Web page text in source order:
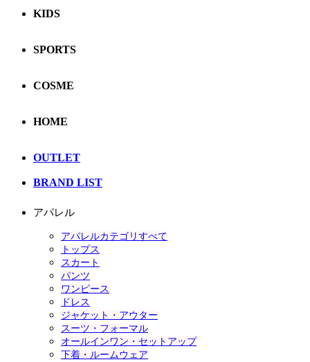
KIDS
SPORTS
COSME
HOME
OUTLET
BRAND LIST
アパレル
アパレルカテゴリすべて
トップス
スカート
パンツ
ワンピース
ドレス
ジャケット・アウター
スーツ・フォーマル
オールインワン・セットアップ
下着・ルームウェア